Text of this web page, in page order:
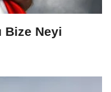
Bize Neyi